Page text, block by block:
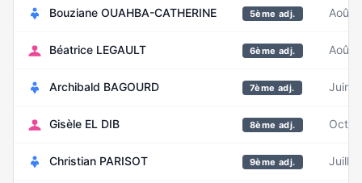
Bouziane OUAHBA-CATHERINE 5ème adj. Août
Béatrice LEGAULT 6ème adj. Août
Archibald BAGOURD 7ème adj. Juin
Gisèle EL DIB 8ème adj.
Christian PARISOT 9ème adj.